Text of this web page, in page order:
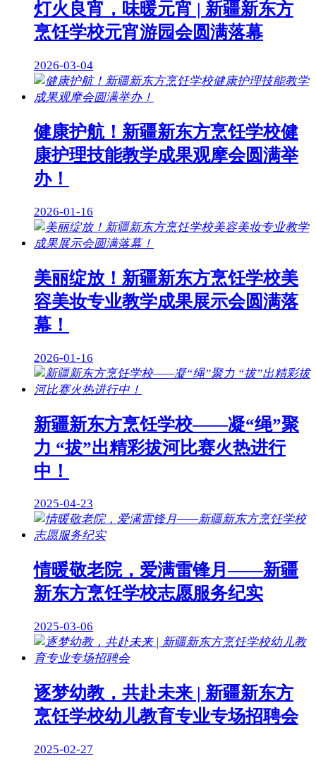
灯火良宵，味暖元宵 | 新疆新东方
烹饪学校元宵游园会圆满落幕
2026-03-04
健康护航！新疆新东方烹饪学校健
康护理技能教学成果观摩会圆满举
办！
2026-01-16
美丽绽放！新疆新东方烹饪学校美
容美妆专业教学成果展示会圆满落
幕！
2026-01-16
新疆新东方烹饪学校——凝“绳”聚
力 “拔”出精彩拔河比赛火热进行
中！
2025-04-23
情暖敬老院，爱满雷锋月——新疆
新东方烹饪学校志愿服务纪实
2025-03-06
逐梦幼教，共赴未来 | 新疆新东方
烹饪学校幼儿教育专业专场招聘会
2025-02-27